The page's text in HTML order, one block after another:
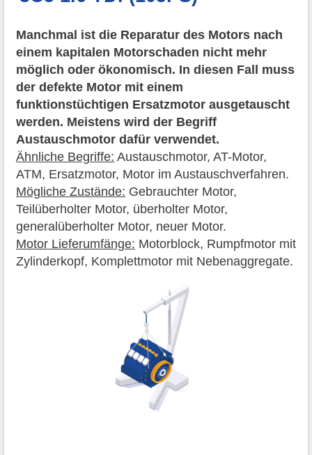
Manchmal ist die Reparatur des Motors nach
einem kapitalen Motorschaden nicht mehr
möglich oder ökonomisch. In diesen Fall muss
der defekte Motor mit einem
funktionstüchtigen Ersatzmotor ausgetauscht
werden. Meistens wird der Begriff
Austauschmotor dafür verwendet.
Ähnliche Begriffe: Austauschmotor, AT-Motor,
ATM, Ersatzmotor, Motor im Austauschverfahren.
Mögliche Zustände: Gebrauchter Motor,
Teilüberholter Motor, überholter Motor,
generalüberholter Motor, neuer Motor.
Motor Lieferumfänge: Motorblock, Rumpfmotor mit
Zylinderkopf, Komplettmotor mit Nebenaggregate.